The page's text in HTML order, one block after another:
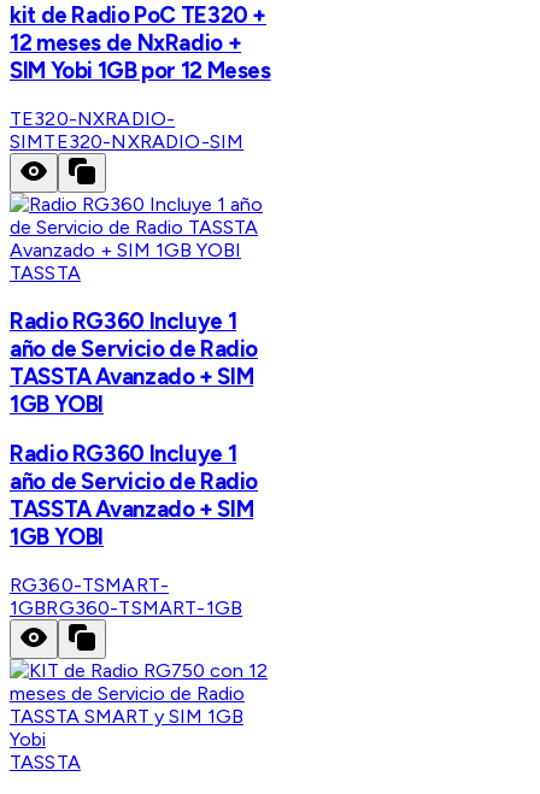
kit de Radio PoC TE320 +
12 meses de NxRadio +
SIM Yobi 1GB por 12 Meses
TE320-NXRADIO-
SIMTE320-NXRADIO-SIM
TASSTA
Radio RG360 Incluye 1
año de Servicio de Radio
TASSTA Avanzado + SIM
1GB YOBI
Radio RG360 Incluye 1
año de Servicio de Radio
TASSTA Avanzado + SIM
1GB YOBI
RG360-TSMART-
1GBRG360-TSMART-1GB
TASSTA